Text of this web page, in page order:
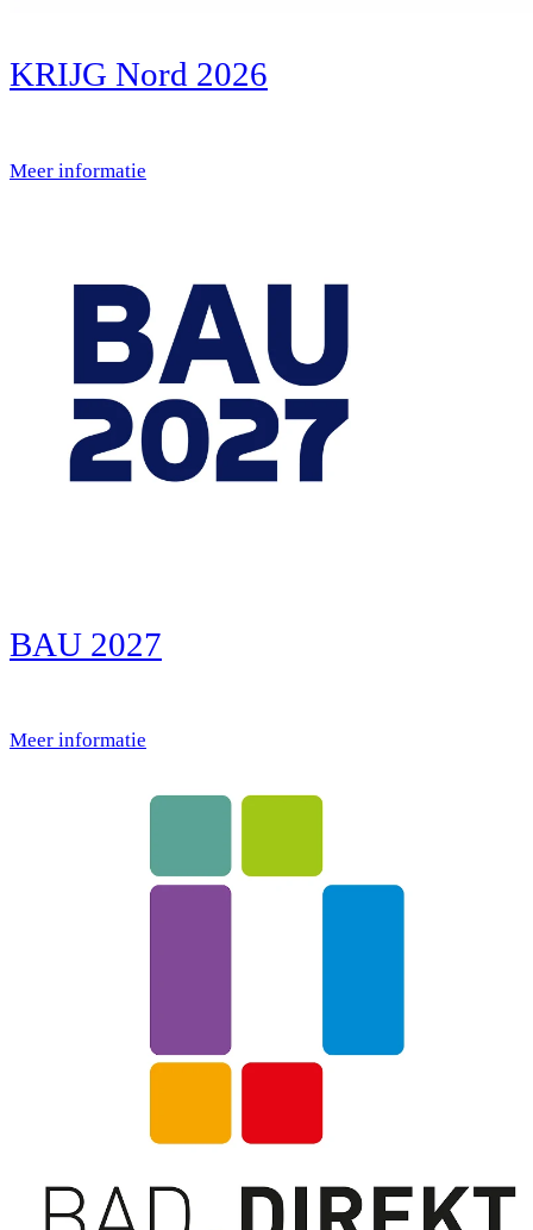
KRIJG Nord 2026
Meer informatie
BAU 2027
Meer informatie